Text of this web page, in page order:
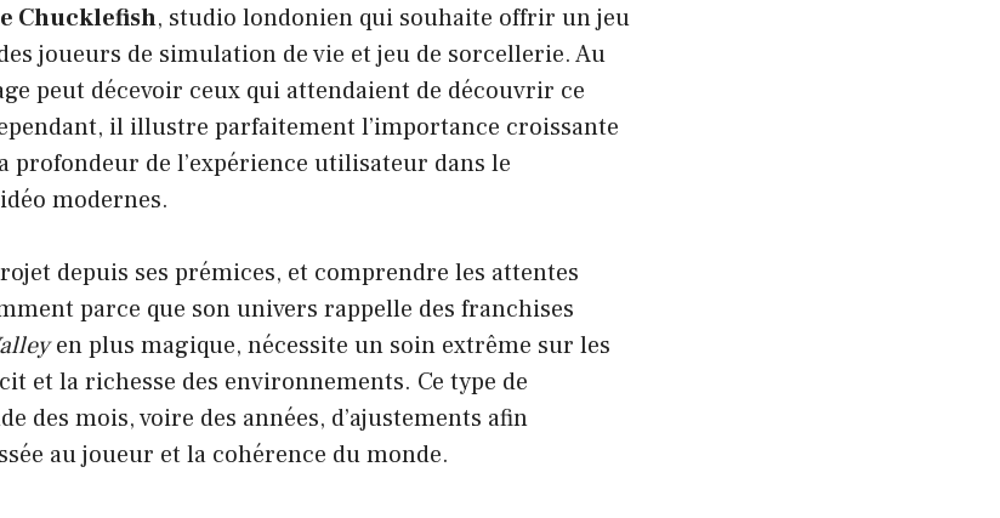
Chucklefish, studio londonien qui souhaite offrir un jeu
joueurs de simulation de vie et jeu de sorcellerie. Au
peut décevoir ceux qui attendaient de découvrir ce
il illustre parfaitement l’importance croissante
profondeur de l’expérience utilisateur dans le
modernes.
depuis ses prémices, et comprendre les attentes
parce que son univers rappelle des franchises
en plus magique, nécessite un soin extrême sur les
et la richesse des environnements. Ce type de
des mois, voire des années, d’ajustements afin
au joueur et la cohérence du monde.